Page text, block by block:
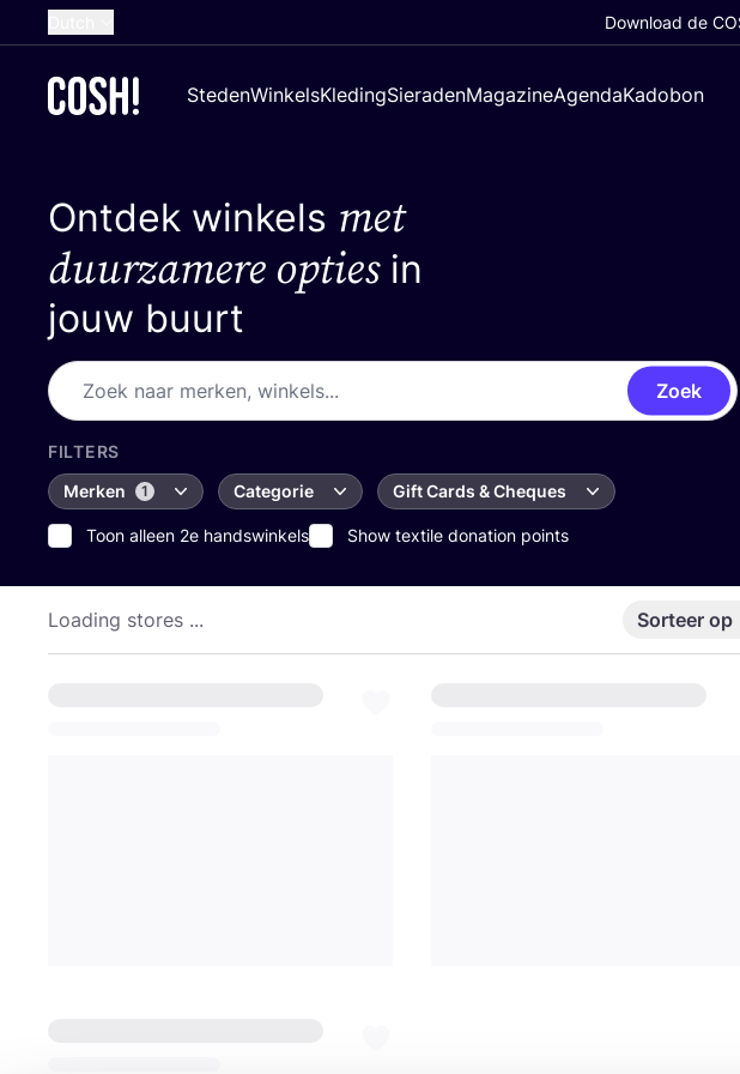
French
German
Croatian
Download de
StedenWinkelsKledingSieradenMagazineAgendaKadobon
Ontdek winkels met
duurzamere optiesin
jouw buurt
Zoek
FILTERS
Merken
1 Categorie Gift Cards & Cheques
Toon alleen 2e handswinkels Show textile donation points
Loading stores ... Sorteer op